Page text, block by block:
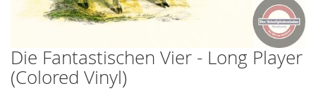
Skip
to
the
Die Fantastischen Vier - Long Player
(Colored Vinyl)